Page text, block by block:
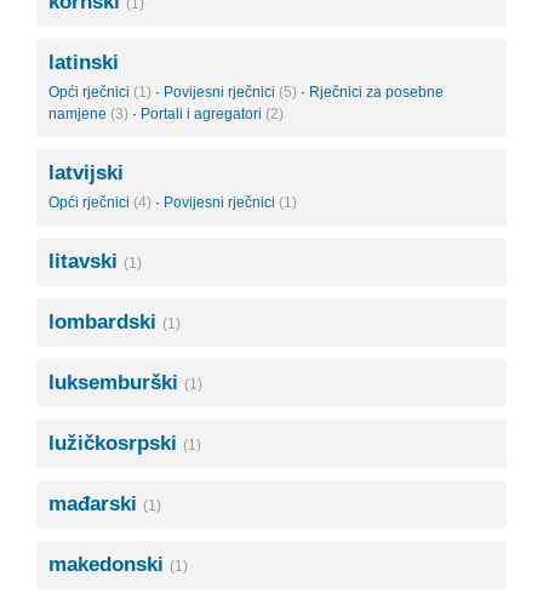
(1)
latinski
Opći rječnici (1) · Povijesni rječnici (5) · Rječnici za posebne
namjene (3) · Portali i agregatori (2)
latvijski
Opći rječnici (4) · Povijesni rječnici (1)
litavski (1)
lombardski (1)
luksemburški (1)
lužičkosrpski (1)
mađarski (1)
makedonski (1)